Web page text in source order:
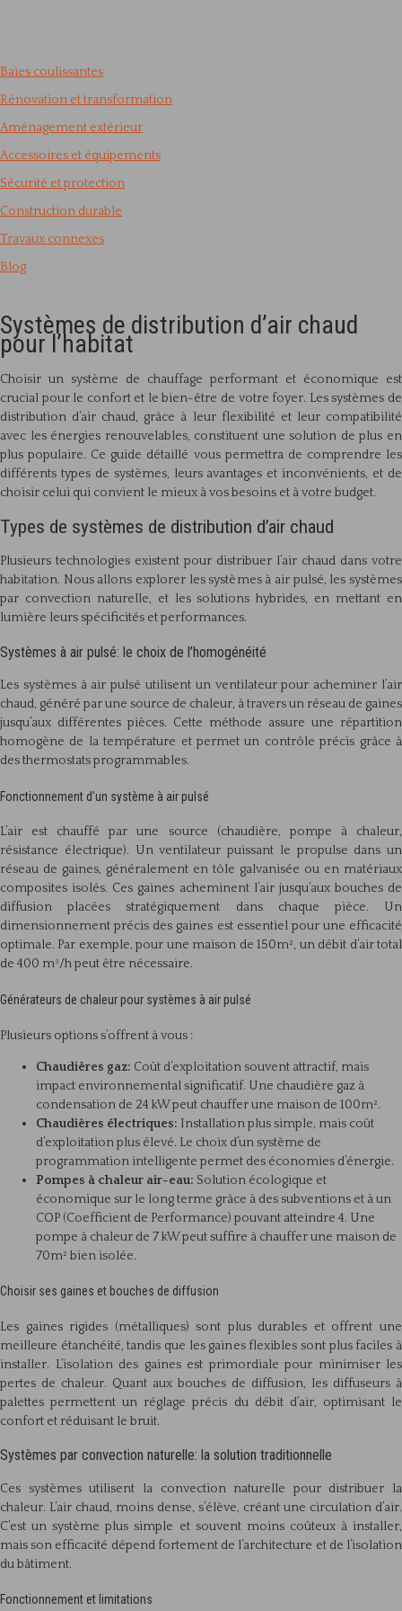
Baies coulissantes
Rénovation et transformation
Aménagement extérieur
Accessoires et équipements
Sécurité et protection
Construction durable
Travaux connexes
Blog
Systèmes de distribution d’air chaud
pour l’habitat
Choisir un système de chauffage performant et économique est
crucial pour le confort et le bien-être de votre foyer. Les systèmes de
distribution d’air chaud, grâce à leur flexibilité et leur compatibilité
avec les énergies renouvelables, constituent une solution de plus en
plus populaire. Ce guide détaillé vous permettra de comprendre les
différents types de systèmes, leurs avantages et inconvénients, et de
choisir celui qui convient le mieux à vos besoins et à votre budget.
Types de systèmes de distribution d’air chaud
Plusieurs technologies existent pour distribuer l’air chaud dans votre
habitation. Nous allons explorer les systèmes à air pulsé, les systèmes
par convection naturelle, et les solutions hybrides, en mettant en
lumière leurs spécificités et performances.
Systèmes à air pulsé: le choix de l’homogénéité
Les systèmes à air pulsé utilisent un ventilateur pour acheminer l’air
chaud, généré par une source de chaleur, à travers un réseau de gaines
jusqu’aux différentes pièces. Cette méthode assure une répartition
homogène de la température et permet un contrôle précis grâce à
des thermostats programmables.
Fonctionnement d’un système à air pulsé
L’air est chauffé par une source (chaudière, pompe à chaleur,
résistance électrique). Un ventilateur puissant le propulse dans un
réseau de gaines, généralement en tôle galvanisée ou en matériaux
composites isolés. Ces gaines acheminent l’air jusqu’aux bouches de
diffusion placées stratégiquement dans chaque pièce. Un
dimensionnement précis des gaines est essentiel pour une efficacité
optimale. Par exemple, pour une maison de 150m², un débit d’air total
de 400 m³/h peut être nécessaire.
Générateurs de chaleur pour systèmes à air pulsé
Plusieurs options s’offrent à vous :
Chaudières gaz: Coût d’exploitation souvent attractif, mais
impact environnemental significatif. Une chaudière gaz à
condensation de 24 kW peut chauffer une maison de 100m².
Chaudières électriques: Installation plus simple, mais coût
d’exploitation plus élevé. Le choix d’un système de
programmation intelligente permet des économies d’énergie.
Pompes à chaleur air-eau: Solution écologique et
économique sur le long terme grâce à des subventions et à un
COP (Coefficient de Performance) pouvant atteindre 4. Une
pompe à chaleur de 7 kW peut suffire à chauffer une maison de
70m² bien isolée.
Choisir ses gaines et bouches de diffusion
Les gaines rigides (métalliques) sont plus durables et offrent une
meilleure étanchéité, tandis que les gaines flexibles sont plus faciles à
installer. L’isolation des gaines est primordiale pour minimiser les
pertes de chaleur. Quant aux bouches de diffusion, les diffuseurs à
palettes permettent un réglage précis du débit d’air, optimisant le
confort et réduisant le bruit.
Systèmes par convection naturelle: la solution traditionnelle
Ces systèmes utilisent la convection naturelle pour distribuer la
chaleur. L’air chaud, moins dense, s’élève, créant une circulation d’air.
C’est un système plus simple et souvent moins coûteux à installer,
mais son efficacité dépend fortement de l’architecture et de l’isolation
du bâtiment.
Fonctionnement et limitations